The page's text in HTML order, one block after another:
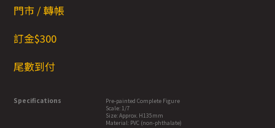
門市 / 轉帳
訂金$300
尾數到付
Specifications
Pre-painted Complete Figure
Scale: 1/7
Size: Approx. H135mm
Material: PVC (non-phthalate)